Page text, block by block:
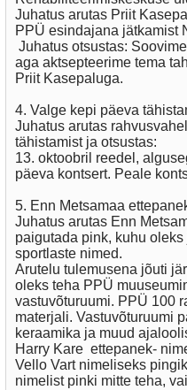
Juhatus arutas Priit
PPÜ esindajana jätkamist
Juhatus otsustas:
aga aktsepteerime tema
Priit Kasepaluga.
4. Valge kepi päeva
Juhatus arutas
tähistamist ja otsustas:
13. oktoobril reedel,
päeva kontsert. Peale
5. Enn Metsamaa
Juhatus arutas Enn
paigutada pink, kuhu
sportlaste nimed.
Arutelu tulemusena jõuti
oleks teha PPÜ
vastuvõturuumi. PPÜ 100
materjali. Vastuvõturuumi
keraamika ja muud
Harry Kare ettepanek-
Vello Vart nimeliseks
nimelist pinki mitte teha,